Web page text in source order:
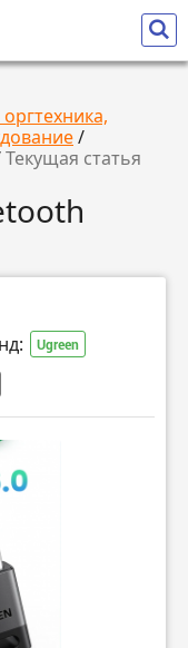
/
Текущая статья
Ugreen